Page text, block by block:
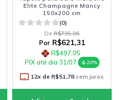
Elite Champagne Mancy
150x200 cm
(0)
De R$735,06
Por R$621,31
R$497,05
PIX até dia 31/07
20%
12x de R$51,78sem juros